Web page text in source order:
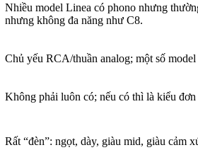
Nhiều model Linea có phono nhưng
nhưng không đa năng như C8.
Chủ yếu RCA/thuần analog; một số
Không phải luôn có; nếu có thì là kiểu
Rất “đèn”: ngọt, dày, giàu mid, giàu cảm